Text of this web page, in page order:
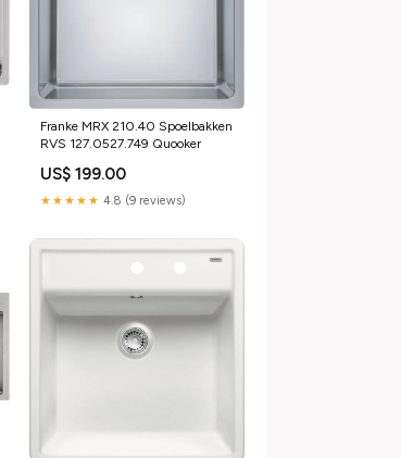
Franke MRX 210.40 Spoelbakken
RVS 127.0527.749 Quooker
US$ 199.00
★★★★★ 4.8 (9 reviews)